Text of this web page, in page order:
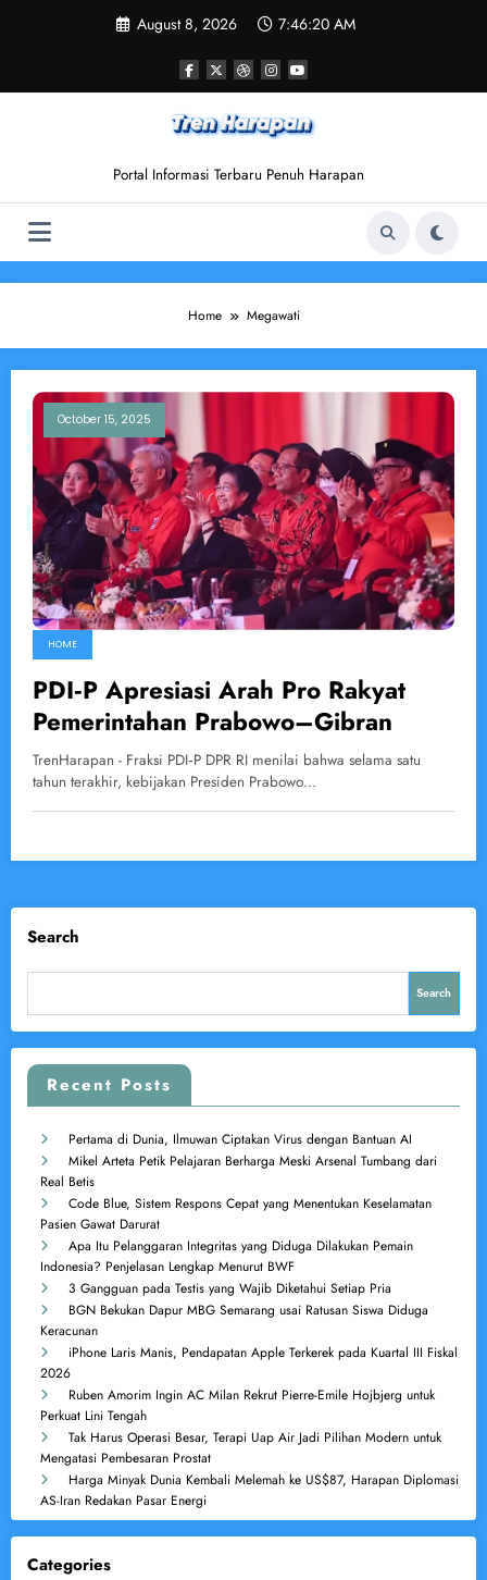
August 8, 2026 7:46:20 AM
Portal Informasi Terbaru Penuh Harapan
Home Megawati
October 15, 2025
HOME
PDI‑P Apresiasi Arah Pro Rakyat
Pemerintahan Prabowo–Gibran
TrenHarapan - Fraksi PDI‑P DPR RI menilai bahwa selama satu
tahun terakhir, kebijakan Presiden Prabowo…
Search
Search
Recent Posts
Pertama di Dunia, Ilmuwan Ciptakan Virus dengan Bantuan AI
Mikel Arteta Petik Pelajaran Berharga Meski Arsenal Tumbang dari
Real Betis
Code Blue, Sistem Respons Cepat yang Menentukan Keselamatan
Pasien Gawat Darurat
Apa Itu Pelanggaran Integritas yang Diduga Dilakukan Pemain
Indonesia? Penjelasan Lengkap Menurut BWF
3 Gangguan pada Testis yang Wajib Diketahui Setiap Pria
BGN Bekukan Dapur MBG Semarang usai Ratusan Siswa Diduga
Keracunan
iPhone Laris Manis, Pendapatan Apple Terkerek pada Kuartal III Fiskal
2026
Ruben Amorim Ingin AC Milan Rekrut Pierre-Emile Hojbjerg untuk
Perkuat Lini Tengah
Tak Harus Operasi Besar, Terapi Uap Air Jadi Pilihan Modern untuk
Mengatasi Pembesaran Prostat
Harga Minyak Dunia Kembali Melemah ke US$87, Harapan Diplomasi
AS-Iran Redakan Pasar Energi
Categories